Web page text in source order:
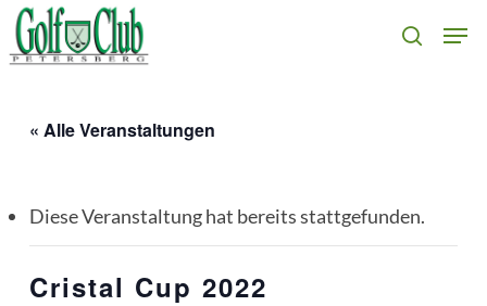
Skip
to
search
« Alle Veranstaltungen
Diese Veranstaltung hat bereits stattgefunden.
Cristal Cup 2022